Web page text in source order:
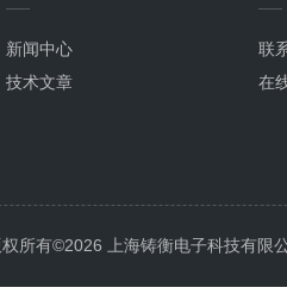
新闻中心
技术文章
联
在
权所有©2026 上海铸衡电子科技有